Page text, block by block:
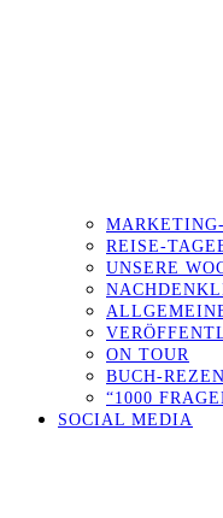
REISE-
UNSERE
ON TOUR
BUCH-
“1000
SOCIAL MEDIA